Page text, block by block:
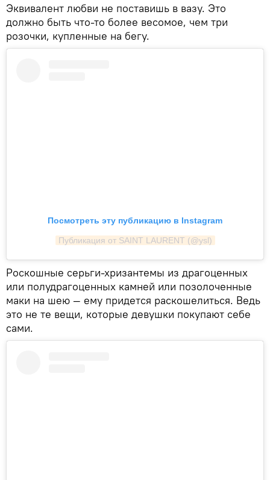
Эквивалент любви не поставишь в вазу. Это
должно быть что-то более весомое, чем три
розочки, купленные на бегу.
Посмотреть эту публикацию в Instagram
Публикация от SAINT LAURENT (@ysl)
Роскошные серьги-хризантемы из драгоценных
или полудрагоценных камней или позолоченные
маки на шею — ему придется раскошелиться. Ведь
это не те вещи, которые девушки покупают себе
сами.